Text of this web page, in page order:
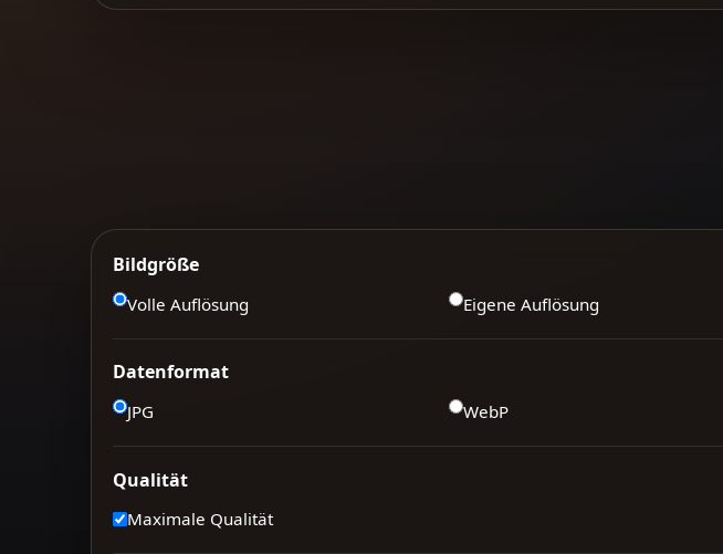
Bildgröße
Volle Auflösung Eigene Auflösung
Datenformat
JPG WebP
Qualität
Maximale Qualität